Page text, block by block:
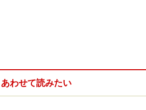
蝶真珠／ダイヤモンド ￥800,000
K18イエロー・ゴールド／
蝶真珠 ￥800,000
あわせて読みたい